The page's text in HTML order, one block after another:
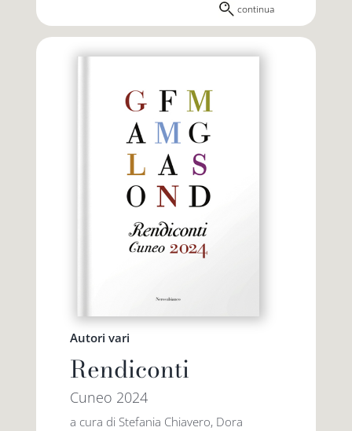
continua
Autori vari
Rendiconti
Cuneo 2024
a cura di Stefania Chiavero, Dora